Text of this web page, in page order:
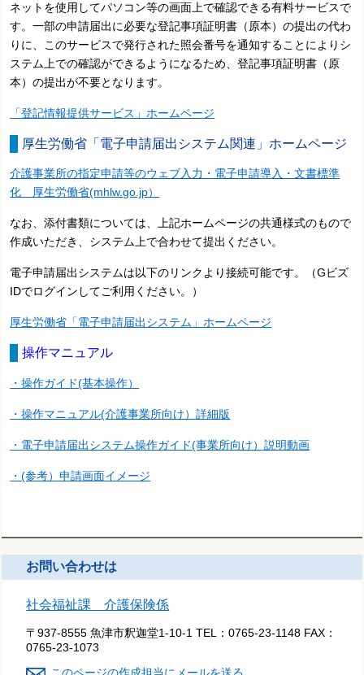
ネットを使用してパソコン等の画面上で確認できる有料サービスで
す。一部の申請届出に必要な登記事項証明書（原本）の提出の代わ
りに、このサービスで発行された照会番号を通知することによりシ
ステム上での確認ができるようになるため、登記事項証明書（原
本）の提出が不要となります。
「登記情報提供サービス」ホームページ
厚生労働省「電子申請届出システム関連」ホームページ
介護事業所の指定申請等のウェブ入力・電子申請導入・文書標準
化 厚生労働省(mhlw.go.jp）
なお、添付書類については、上記ホームページの共通様式のもので
作成いただき、システム上で合わせて提出ください。
電子申請届出システムは以下のリンクより接続可能です。（Gビズ
IDでログインしてご利用ください。）
厚生労働省「電子申請届出システム」ホームページ
操作マニュアル
・操作ガイド(基本操作）
・操作マニュアル(介護事業所向け）詳細版
・電子申請届出システム操作ガイド(事業所向け）説明動画
・(参考）申請画面イメージ
お問い合わせは
社会福祉課 介護保険係
〒937-8555 魚津市釈迦堂1-10-1 TEL：0765-23-1148 FAX：
0765-23-1073